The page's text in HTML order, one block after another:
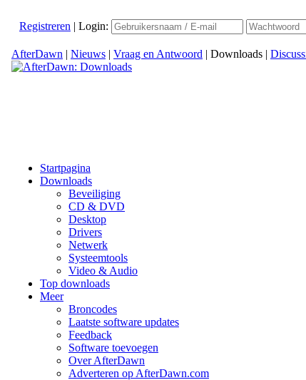
Registreren | Login:
AfterDawn | Nieuws | Vraag en Antwoord | Downloads |
Startpagina
Downloads
Beveiliging
CD & DVD
Desktop
Drivers
Netwerk
Systeemtools
Video & Audio
Top downloads
Meer
Broncodes
Laatste software updates
Feedback
Software toevoegen
Over AfterDawn
Adverteren op AfterDawn.com